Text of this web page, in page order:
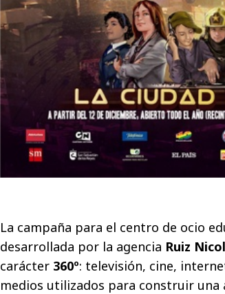
La campaña para el centro de ocio
desarrollada por la agencia Ruiz
carácter 360º: televisión, cine,
medios utilizados para construir una